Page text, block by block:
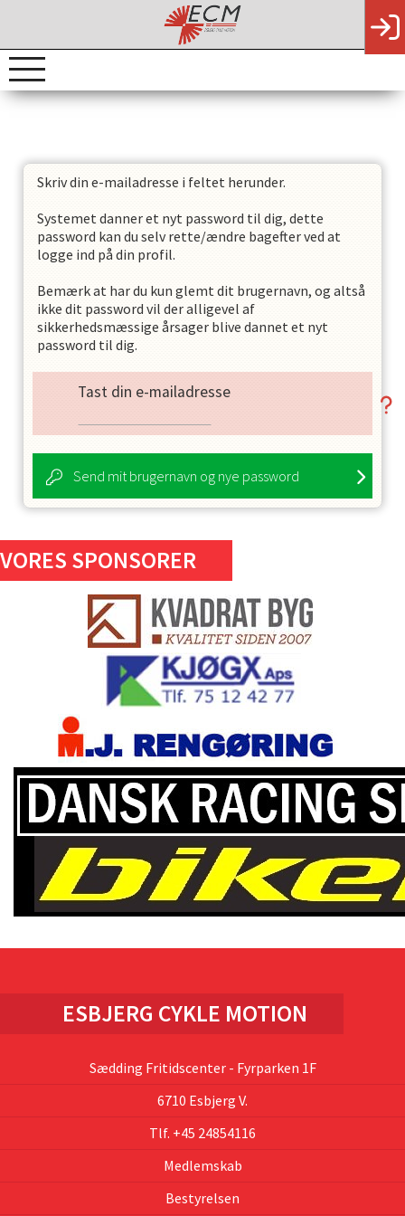
Skriv din e-mailadresse i feltet herunder.
Systemet danner et nyt password til dig, dette
password kan du selv rette/ændre bagefter ved at
logge ind på din profil.
Bemærk at har du kun glemt dit brugernavn, og altså
ikke dit password vil der alligevel af
sikkerhedsmæssige årsager blive dannet et nyt
password til dig.
Tast din e-mailadresse
Send mit brugernavn og nye password
VORES SPONSORER
ESBJERG CYKLE MOTION
Sædding Fritidscenter - Fyrparken 1F
6710 Esbjerg V.
Tlf. +45 24854116
Medlemskab
Bestyrelsen